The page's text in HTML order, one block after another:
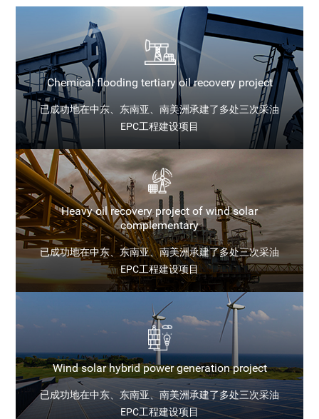
Chemical flooding tertiary oil recovery project
已成功地在中东、东南亚、南美洲承建了多处三次采油
EPC工程建设项目
Heavy oil recovery project of wind solar
complementary
已成功地在中东、东南亚、南美洲承建了多处三次采油
EPC工程建设项目
Wind solar hybrid power generation project
已成功地在中东、东南亚、南美洲承建了多处三次采油
EPC工程建设项目